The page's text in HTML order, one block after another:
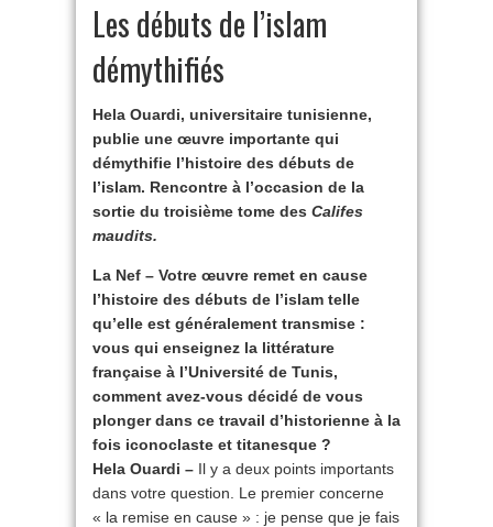
Les débuts de l’islam
démythifiés
Hela Ouardi, universitaire tunisienne,
publie une œuvre importante qui
démythifie l’histoire des débuts de
l’islam. Rencontre à l’occasion de la
sortie du troisième tome des Califes
maudits.
La Nef – Votre œuvre remet en cause
l’histoire des débuts de l’islam telle
qu’elle est généralement transmise :
vous qui enseignez la littérature
française à l’Université de Tunis,
comment avez-vous décidé de vous
plonger dans ce travail d’historienne à la
fois iconoclaste et titanesque ?
Hela Ouardi – Il y a deux points importants
dans votre question. Le premier concerne
« la remise en cause » : je pense que je fais